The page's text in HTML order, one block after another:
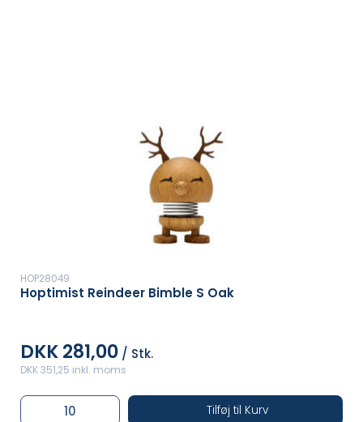
HOP28049
Hoptimist Reindeer Bimble S Oak
DKK 281,00 / Stk.
DKK 351,25 inkl. moms
Tilføj til Kurv